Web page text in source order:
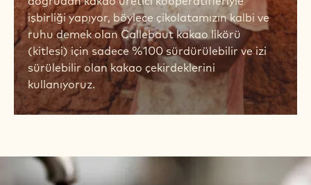
Cocoa Horizons programı aracılığıyla
doğrudan kakao üretici kooperatifleriyle